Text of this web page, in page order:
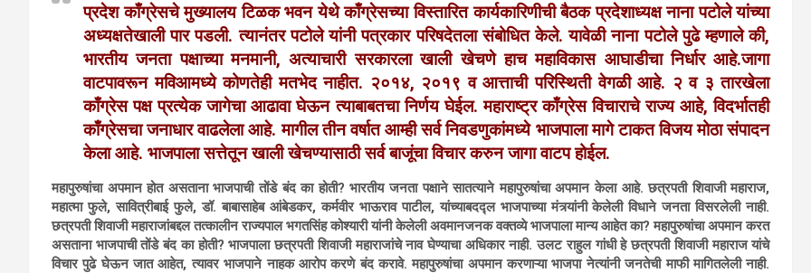
प्रदेश काँग्रेसचे मुख्यालय टिळक भवन येथे काँग्रेसच्या विस्तारित कार्यकारिणीची बैठक प्रदेशाध्यक्ष नाना पटोले यांच्या
अध्यक्षतेखाली पार पडली. त्यानंतर पटोले यांनी पत्रकार परिषदेतला संबोधित केले. यावेळी नाना पटोले पुढे म्हणाले की,
भारतीय जनता पक्षाच्या मनमानी, अत्याचारी सरकारला खाली खेचणे हाच महाविकास आघाडीचा निर्धार आहे.जागा
वाटपावरून मविआमध्ये कोणतेही मतभेद नाहीत. २०१४, २०१९ व आत्ताची परिस्थिती वेगळी आहे. २ व ३ तारखेला
काँग्रेस पक्ष प्रत्येक जागेचा आढावा घेऊन त्याबाबतचा निर्णय घेईल. महाराष्ट्र काँग्रेस विचाराचे राज्य आहे, विदर्भातही
काँग्रेसचा जनाधार वाढलेला आहे. मागील तीन वर्षात आम्ही सर्व निवडणुकांमध्ये भाजपाला मागे टाकत विजय मोठा संपादन
केला आहे. भाजपाला सत्तेतून खाली खेचण्यासाठी सर्व बाजूंचा विचार करुन जागा वाटप होईल.
महापुरुषांचा अपमान होत असताना भाजपाची तोंडे बंद का होती? भारतीय जनता पक्षाने सातत्याने महापुरुषांचा अपमान केला आहे. छत्रपती शिवाजी महाराज,
महात्मा फुले, सावित्रीबाई फुले, डॉ. बाबासाहेब आंबेडकर, कर्मवीर भाऊराव पाटील, यांच्याबदद्ल भाजपाच्या मंत्र्यांनी केलेली विधाने जनता विसरलेली नाही.
छत्रपती शिवाजी महाराजांबद्दल तत्कालीन राज्यपाल भगतसिंह कोश्यारी यांनी केलेली अवमानजनक वक्तव्ये भाजपाला मान्य आहेत का? महापुरुषांचा अपमान करत
असताना भाजपाची तोंडे बंद का होती? भाजपाला छत्रपती शिवाजी महाराजांचे नाव घेण्याचा अधिकार नाही. उलट राहुल गांधी हे छत्रपती शिवाजी महाराज यांचे
विचार पुढे घेऊन जात आहेत, त्यावर भाजपाने नाहक आरोप करणे बंद करावे. महापुरुषांचा अपमान करणाऱ्या भाजपा नेत्यांनी जनतेची माफी मागितलेली नाही.